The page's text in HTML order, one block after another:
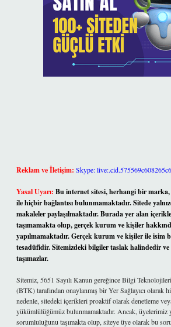
Reklam ve İletişim: Skype:
Yasal Uyarı: Bu internet sitesi, herhangi bir
ile hiçbir bağlantısı bulunmamaktadır. Sitede
makaleler paylaşılmaktadır. Burada yer alan
taşımamakta olup, gerçek kurum ve kişiler
yapılmamaktadır. Gerçek kurum ve kişiler ile isim
tesadüfidir. Sitemizdeki bilgiler taslak halindedir
taşımazlar.
Sitemiz, 5651 Sayılı Kanun gereğince Bilgi
(BTK) tarafından onaylanmış bir Yer Sağlayıcı olarak
nedenle, sitedeki içerikleri proaktif olarak denetleme
yükümlülüğümüz bulunmamaktadır. Ancak, üyelerimiz
sorumluluğunu taşımakta olup, siteye üye olarak bu